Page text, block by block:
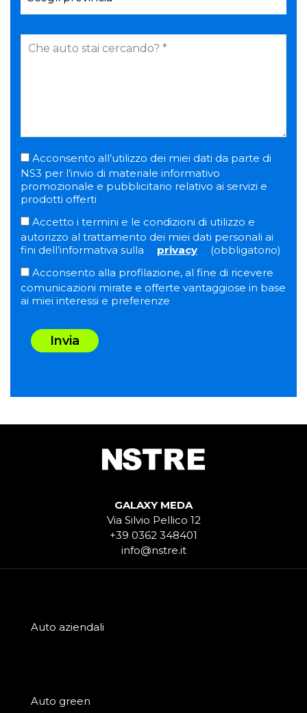
Acconsento all’utilizzo dei miei dati da parte di
NS3 per l’invio di materiale informativo
promozionale e pubblicitario relativo ai servizi e
prodotti offerti
Accetto i termini e le condizioni di utilizzo e
autorizzo al trattamento dei miei dati personali ai
fini dell’informativa sulla
privacy
(obbligatorio)
Acconsento alla profilazione, al fine di ricevere
comunicazioni mirate e offerte vantaggiose in base
ai miei interessi e preferenze
Invia
GALAXY MEDA
Via Silvio Pellico 12
+39 0362 348401
info@nstre.it
Auto aziendali
Auto green